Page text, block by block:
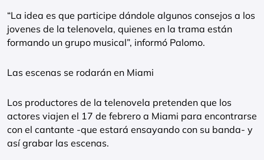
“La idea es que participe dándole algunos consejos a los
jovenes de la telenovela, quienes en la trama están
formando un grupo musical”, informó Palomo.
Las escenas se rodarán en Miami
Los productores de la telenovela pretenden que los
actores viajen el 17 de febrero a Miami para encontrarse
con el cantante -que estará ensayando con su banda- y
así grabar las escenas.